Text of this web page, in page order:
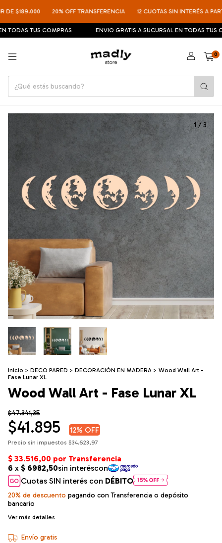
$189.000 20% OFF TRANSFERENCIA 12 CUOTAS SIN INTERÉS A
TUS COMPRAS ENVIO GRATIS A SUCURSAL EN TODAS TUS
0
1 /3
Inicio > DECO PARED > DECORACIÓN EN MADERA > Wood Wall Art -
Fase Lunar XL
Wood Wall Art - Fase Lunar XL
$47.341,35
$41.895 12% OFF
Precio sin impuestos $34.623,97
Cuotas SIN interés con DÉBITO
20% de descuento pagando con Transferencia o depósito
bancario
Ver más detalles
Envío gratis